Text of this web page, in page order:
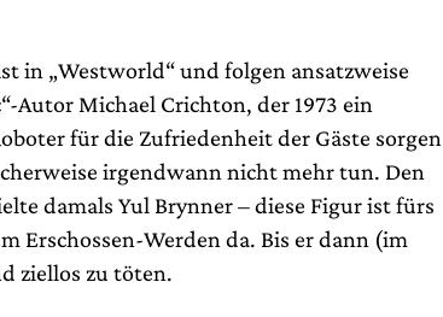
in „Westworld“ und folgen ansatzweise
Autor Michael Crichton, der 1973 ein
für die Zufriedenheit der Gäste sorgen
irgendwann nicht mehr tun. Den
damals Yul Brynner – diese Figur ist fürs
Erschossen-Werden da. Bis er dann (im
ziellos zu töten.